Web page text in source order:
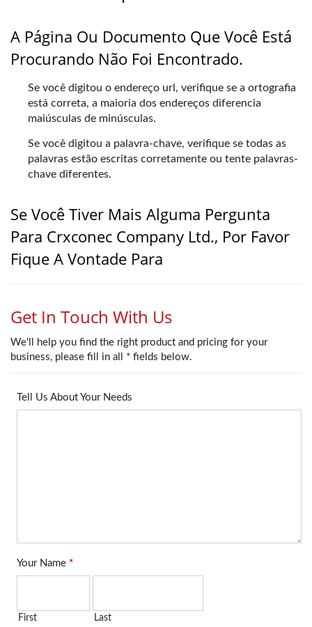
A Página Ou Documento Que Você Está
Procurando Não Foi Encontrado.
Se você digitou o endereço url, verifique se a ortografia
está correta, a maioria dos endereços diferencia
maiúsculas de minúsculas.
Se você digitou a palavra-chave, verifique se todas as
palavras estão escritas corretamente ou tente palavras-
chave diferentes.
Se Você Tiver Mais Alguma Pergunta
Para Crxconec Company Ltd., Por Favor
Fique A Vontade Para